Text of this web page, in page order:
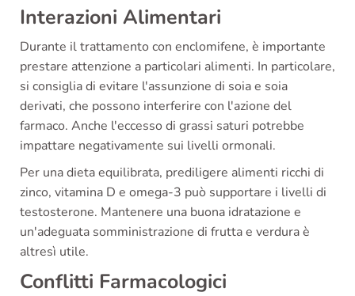
Interazioni Alimentari
Durante il trattamento con enclomifene, è importante
prestare attenzione a particolari alimenti. In particolare,
si consiglia di evitare l'assunzione di soia e soia
derivati, che possono interferire con l'azione del
farmaco. Anche l'eccesso di grassi saturi potrebbe
impattare negativamente sui livelli ormonali.
Per una dieta equilibrata, prediligere alimenti ricchi di
zinco, vitamina D e omega-3 può supportare i livelli di
testosterone. Mantenere una buona idratazione e
un'adeguata somministrazione di frutta e verdura è
altresì utile.
Conflitti Farmacologici